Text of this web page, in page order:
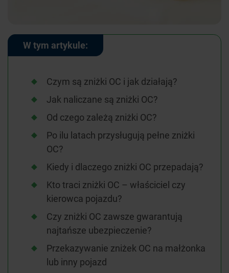
W tym artykule:
Czym są zniżki OC i jak działają?
Jak naliczane są zniżki OC?
Od czego zależą zniżki OC?
Po ilu latach przysługują pełne zniżki
OC?
Kiedy i dlaczego zniżki OC przepadają?
Kto traci zniżki OC – właściciel czy
kierowca pojazdu?
Czy zniżki OC zawsze gwarantują
najtańsze ubezpieczenie?
Przekazywanie zniżek OC na małżonka
lub inny pojazd